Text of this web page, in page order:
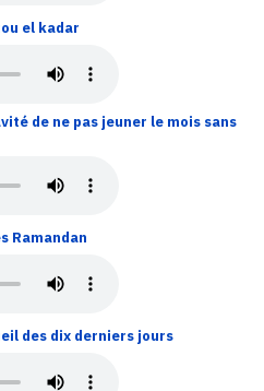
el kadar
de ne pas jeuner le mois sans
Ramandan
des dix derniers jours